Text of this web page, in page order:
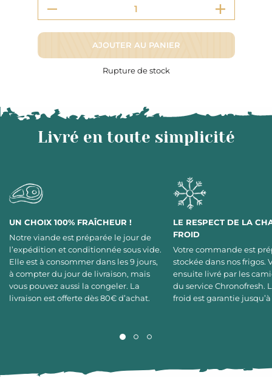
AJOUTER AU PANIER
Rupture de stock
Livré en toute simplicité
UN CHOIX 100% FRAÎCHEUR !
Notre viande est préparée le jour de
l’expédition et conditionnée sous vide.
Elle est à consommer dans les 9 jours,
à compter du jour de livraison, mais
vous pouvez aussi la congeler. La
livraison est offerte dès 80€ d’achat.
LE RESPECT DE LA
FROID
Votre commande est
stockée dans nos frigos.
ensuite livré par les
du service Chronofresh.
froid est garantie